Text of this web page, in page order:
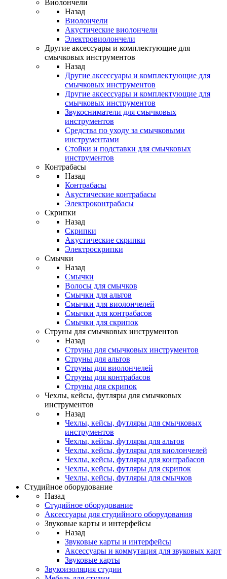
Виолончели
Назад
Виолончели
Акустические виолончели
Электровиолончели
Другие аксессуары и комплектующие для
смычковых инструментов
Назад
Другие аксессуары и комплектующие для
смычковых инструментов
Другие аксессуары и комплектующие для
смычковых инструментов
Звукосниматели для смычковых
инструментов
Средства по уходу за смычковыми
инструментами
Стойки и подставки для смычковых
инструментов
Контрабасы
Назад
Контрабасы
Акустические контрабасы
Электроконтрабасы
Скрипки
Назад
Скрипки
Акустические скрипки
Электроскрипки
Смычки
Назад
Смычки
Волосы для смычков
Смычки для альтов
Смычки для виолончелей
Смычки для контрабасов
Смычки для скрипок
Струны для смычковых инструментов
Назад
Струны для смычковых инструментов
Струны для альтов
Струны для виолончелей
Струны для контрабасов
Струны для скрипок
Чехлы, кейсы, футляры для смычковых
инструментов
Назад
Чехлы, кейсы, футляры для смычковых
инструментов
Чехлы, кейсы, футляры для альтов
Чехлы, кейсы, футляры для виолончелей
Чехлы, кейсы, футляры для контрабасов
Чехлы, кейсы, футляры для скрипок
Чехлы, кейсы, футляры для смычков
Студийное оборудование
Назад
Студийное оборудование
Аксессуары для студийного оборудования
Звуковые карты и интерфейсы
Назад
Звуковые карты и интерфейсы
Аксессуары и коммутация для звуковых карт
Звуковые карты
Звукоизоляция студии